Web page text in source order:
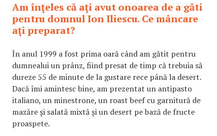
Am înţeles că aţi avut onoarea de a găti
pentru domnul Ion Iliescu. Ce mâncare
aţi preparat?
În anul 1999 a fost prima oară când am gătit pentru
dumnealui un prânz, fiind presat de timp că trebuia să
dureze 55 de minute de la gustare rece până la desert.
Dacă îmi amintesc bine, am prezentat un antipasto
italiano, un minestrone, un roast beef cu garnitură de
mazăre şi salată mixtă şi un desert pe bază de fructe
proaspete.